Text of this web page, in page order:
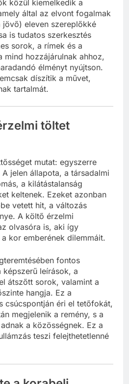
közül kiemelkedik a
által az elvont fogalmak
eleven szereplőkké
is tudatos szerkesztés
sorok, a rímek és a
mind hozzájárulnak ahhoz,
élményt nyújtson.
díszítik a művet,
töltet
mutat: egyszerre
jelen állapota, a társadalmi
a kilátástalanság
keltenek. Ezeket azonban
vetett hit, a változás
A költő érzelmi
olvasóra is, aki így
fontos
képszerű leírások, a
átszőtt sorok, valamint a
hangja. Ez a
csúcspontján éri el tetőfokát,
megjelenik a remény, s a
a közösségnek. Ez a
teszi felejthetetlenné